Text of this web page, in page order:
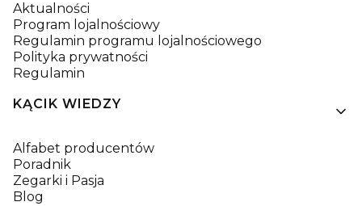
Aktualności
Program lojalnościowy
Regulamin programu lojalnościowego
Polityka prywatności
Regulamin
KĄCIK WIEDZY
Alfabet producentów
Poradnik
Zegarki i Pasja
Blog